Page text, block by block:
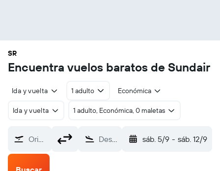
SR
Encuentra vuelos baratos de Sundair
Ida y vuelta 1 adulto Económica
Ida y vuelta 1 adulto, Económica, 0 maletas
Origen Destino sáb. 5/9 - sáb. 12/9